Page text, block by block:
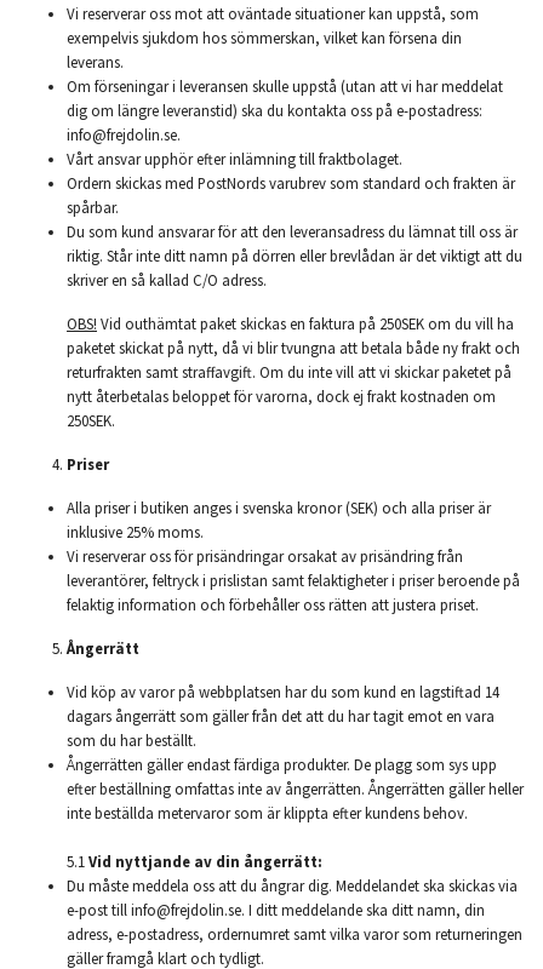
Vi reserverar oss mot att oväntade situationer kan uppstå, som
exempelvis sjukdom hos sömmerskan, vilket kan försena din
leverans.
Om förseningar i leveransen skulle uppstå (utan att vi har meddelat
dig om längre leveranstid) ska du kontakta oss på e-postadress:
info@frejdolin.se.
Vårt ansvar upphör efter inlämning till fraktbolaget.
Ordern skickas med PostNords varubrev som standard och frakten är
spårbar.
Du som kund ansvarar för att den leveransadress du lämnat till oss är
riktig. Står inte ditt namn på dörren eller brevlådan är det viktigt att du
skriver en så kallad C/O adress.
OBS! Vid outhämtat paket skickas en faktura på 250SEK om du vill ha
paketet skickat på nytt, då vi blir tvungna att betala både ny frakt och
returfrakten samt straffavgift. Om du inte vill att vi skickar paketet på
nytt återbetalas beloppet för varorna, dock ej frakt kostnaden om
250SEK.
Priser
Alla priser i butiken anges i svenska kronor (SEK) och alla priser är
inklusive 25% moms.
Vi reserverar oss för prisändringar orsakat av prisändring från
leverantörer, feltryck i prislistan samt felaktigheter i priser beroende på
felaktig information och förbehåller oss rätten att justera priset.
Ångerrätt
Vid köp av varor på webbplatsen har du som kund en lagstiftad 14
dagars ångerrätt som gäller från det att du har tagit emot en vara
som du har beställt.
Ångerrätten gäller endast färdiga produkter. De plagg som sys upp
efter beställning omfattas inte av ångerrätten. Ångerrätten gäller heller
inte beställda metervaror som är klippta efter kundens behov.
5.1 Vid nyttjande av din ångerrätt:
Du måste meddela oss att du ångrar dig. Meddelandet ska skickas via
e-post till info@frejdolin.se. I ditt meddelande ska ditt namn, din
adress, e-postadress, ordernumret samt vilka varor som returneringen
gäller framgå klart och tydligt.